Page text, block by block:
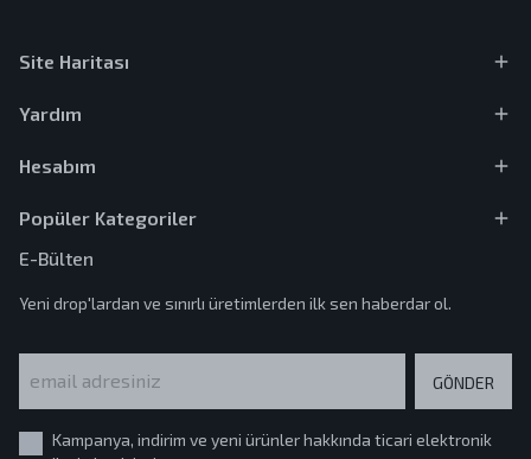
Site Haritası
Yardım
Hesabım
Popüler Kategoriler
E-Bülten
Yeni drop'lardan ve sınırlı üretimlerden ilk sen haberdar ol.
GÖNDER
Kampanya, indirim ve yeni ürünler hakkında ticari elektronik